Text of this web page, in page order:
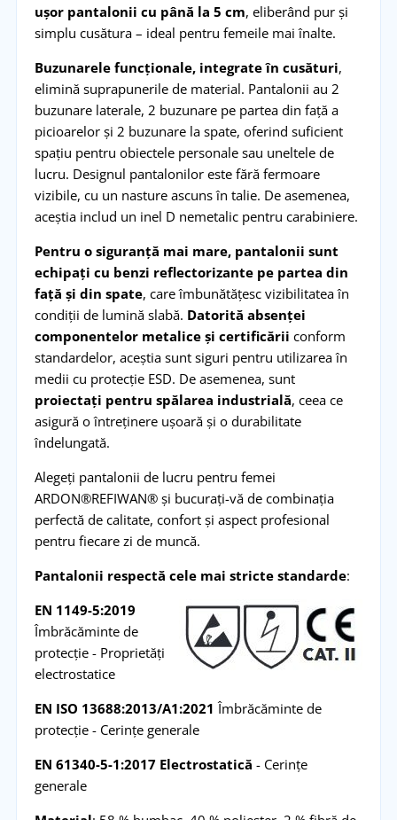
ușor pantalonii cu până la 5 cm, eliberând pur și
simplu cusătura – ideal pentru femeile mai înalte.
Buzunarele funcționale, integrate în cusături,
elimină suprapunerile de material. Pantalonii au 2
buzunare laterale, 2 buzunare pe partea din față a
picioarelor și 2 buzunare la spate, oferind suficient
spațiu pentru obiectele personale sau uneltele de
lucru. Designul pantalonilor este fără fermoare
vizibile, cu un nasture ascuns în talie. De asemenea,
aceștia includ un inel D nemetalic pentru carabiniere.
Pentru o siguranță mai mare, pantalonii sunt
echipați cu benzi reflectorizante pe partea din
față și din spate, care îmbunătățesc vizibilitatea în
condiții de lumină slabă. Datorită absenței
componentelor metalice și certificării conform
standardelor, aceștia sunt siguri pentru utilizarea în
medii cu protecție ESD. De asemenea, sunt
proiectați pentru spălarea industrială, ceea ce
asigură o întreținere ușoară și o durabilitate
îndelungată.
Alegeți pantalonii de lucru pentru femei
ARDON®REFIWAN® și bucurați-vă de combinația
perfectă de calitate, confort și aspect profesional
pentru fiecare zi de muncă.
Pantalonii respectă cele mai stricte standarde:
EN 1149-5:2019
Îmbrăcăminte de
protecție - Proprietăți
electrostatice
EN ISO 13688:2013/A1:2021 Îmbrăcăminte de
protecție - Cerințe generale
EN 61340-5-1:2017 Electrostatică - Cerințe
generale